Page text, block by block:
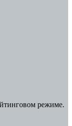
режиме.